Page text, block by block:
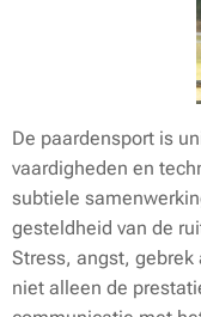
De paardensport is
vaardigheden en
subtiele
gesteldheid van de
Stress, angst,
niet alleen de